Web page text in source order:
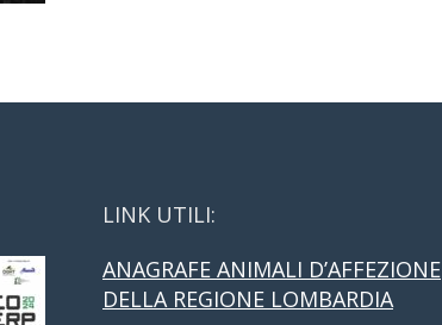
LINK UTILI:
ANAGRAFE ANIMALI D’AFFEZIONE
DELLA REGIONE LOMBARDIA